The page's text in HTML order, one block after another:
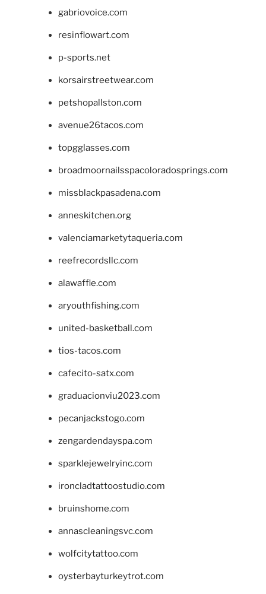
gabriovoice.com
resinflowart.com
p-sports.net
korsairstreetwear.com
petshopallston.com
avenue26tacos.com
topgglasses.com
broadmoornailsspacoloradosprings.com
missblackpasadena.com
anneskitchen.org
valenciamarketytaqueria.com
reefrecordsllc.com
alawaffle.com
aryouthfishing.com
united-basketball.com
tios-tacos.com
cafecito-satx.com
graduacionviu2023.com
pecanjackstogo.com
zengardendayspa.com
sparklejewelryinc.com
ironcladtattoostudio.com
bruinshome.com
annascleaningsvc.com
wolfcitytattoo.com
oysterbayturkeytrot.com